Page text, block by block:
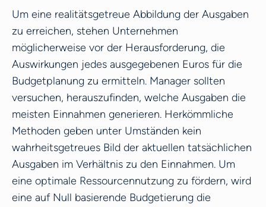
Um eine realitätsgetreue Abbildung der Ausgaben
zu erreichen, stehen Unternehmen
möglicherweise vor der Herausforderung, die
Auswirkungen jedes ausgegebenen Euros für die
Budgetplanung zu ermitteln. Manager sollten
versuchen, herauszufinden, welche Ausgaben die
meisten Einnahmen generieren. Herkömmliche
Methoden geben unter Umständen kein
wahrheitsgetreues Bild der aktuellen tatsächlichen
Ausgaben im Verhältnis zu den Einnahmen. Um
eine optimale Ressourcennutzung zu fördern, wird
eine auf Null basierende Budgetierung die